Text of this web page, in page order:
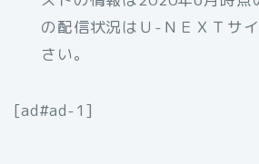
の配信状況はＵ-ＮＥＸＴサ
さい。
[ad#ad-1]